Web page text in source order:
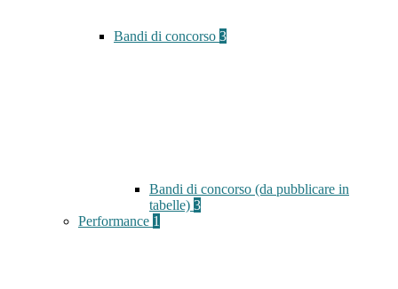
Bandi di concorso 3
Bandi di concorso (da pubblicare in
tabelle) 3
Performance 1